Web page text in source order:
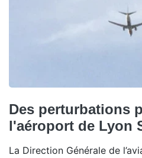
Des perturbations
l'aéroport de Lyon
La Direction Générale de